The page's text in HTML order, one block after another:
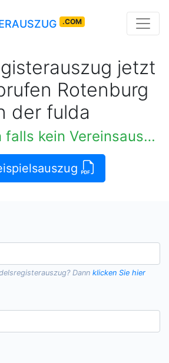
.COM
jetzt
Rotenburg
der fulda
Keine Kosten falls kein Vereinsauszug verfügbar
? Dann klicken Sie hier